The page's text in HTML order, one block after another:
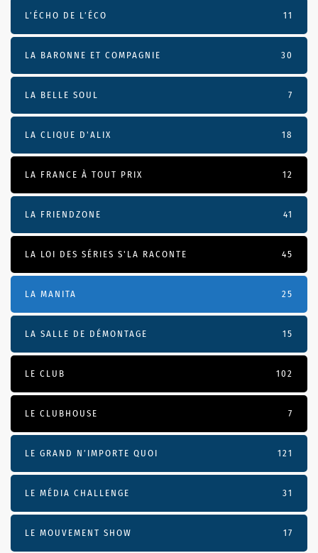
L’ÉCHO DE L’ÉCO 11
LA BARONNE ET COMPAGNIE 30
LA BELLE SOUL 7
LA CLIQUE D'ALIX 18
LA FRANCE À TOUT PRIX 12
LA FRIENDZONE 41
LA LOI DES SÉRIES S'LA RACONTE 45
LA MANITA 25
LA SALLE DE DÉMONTAGE 15
LE CLUB 102
LE CLUBHOUSE 7
LE GRAND N’IMPORTE QUOI 121
LE MÉDIA CHALLENGE 31
LE MOUVEMENT SHOW 17